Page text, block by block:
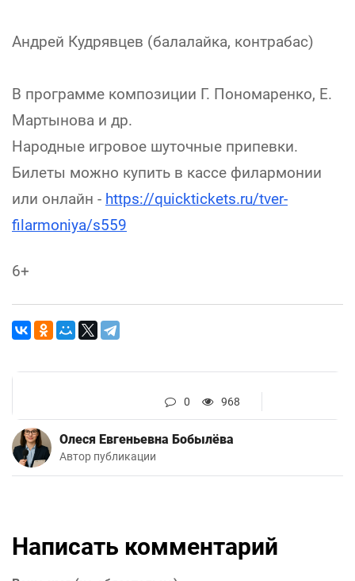
Андрей Кудрявцев (балалайка, контрабас)
В программе композиции Г. Пономаренко, Е.
Мартынова и др.
Народные игровое шуточные припевки.
Билеты можно купить в кассе филармонии
или онлайн - https://quicktickets.ru/tver-
filarmoniya/s559
6+
0 968
Олеся Евгеньевна Бобылёва
Автор публикации
Написать комментарий